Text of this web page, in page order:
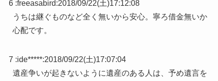
6 :freeasabird:2018/09/22(土)17:12:08
うちは継ぐものなど全く無いから安心。寧ろ借金無いか
心配です。
7 :ide*****:2018/09/22(土)17:07:04
遺産争いが起きないように遺産のある人は、予め遺言を